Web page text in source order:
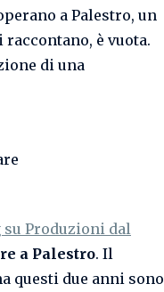
a Palestro, un
è vuota.
di una
Produzioni dal
a Palestro. Il
questi due anni sono